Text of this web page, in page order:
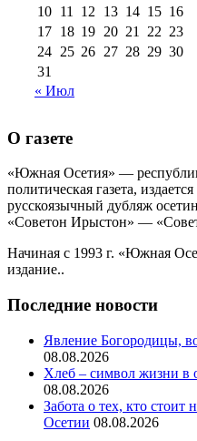
10 11 12 13 14 15 16
17 18 19 20 21 22 23
24 25 26 27 28 29 30
31
« Июл
О газете
«Южная Осетия» —
политическая газета,
русскоязычный дубляж
«Советон Ирыстон» —
Начиная с 1993 г. «Южная
издание..
Последние новости
Явление Богородицы,
08.08.2026
Хлеб – символ жизни в
08.08.2026
Забота о тех, кто
Осетии 08.08.2026